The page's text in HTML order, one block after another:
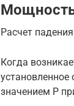
Расчет
Когда
значением P